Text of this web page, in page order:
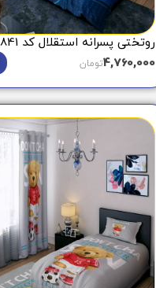
روتختی پسرانه استقلال کد BD841
4,760,000تومان